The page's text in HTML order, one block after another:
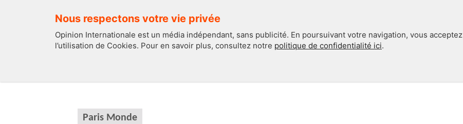
Nous respectons votre vie privée
Opinion Internationale est un média indépendant, sans publicité. En poursuivant votre navigation, vous acceptez
l’utilisation de Cookies. Pour en savoir plus, consultez notre politique de confidentialité ici.
Paris Monde